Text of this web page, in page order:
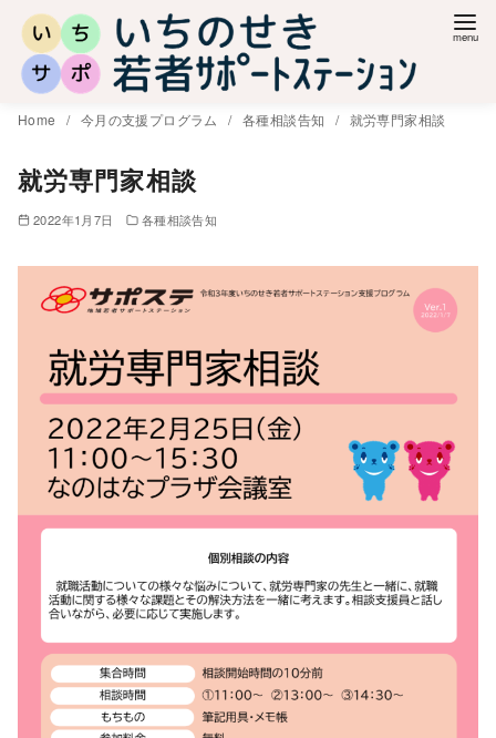
Home 今月の支援プログラム 各種相談告知 就労専門家相談
就労専門家相談
2022年1月7日 各種相談告知